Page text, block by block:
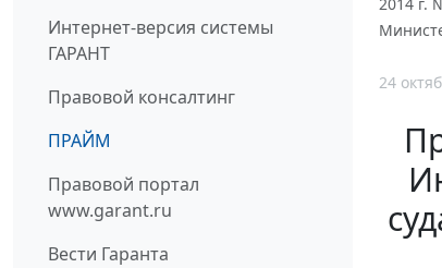
Интернет-версия системы
ГАРАНТ
Правовой консалтинг
ПРАЙМ
Правовой портал
www.garant.ru
Вести Гаранта
24